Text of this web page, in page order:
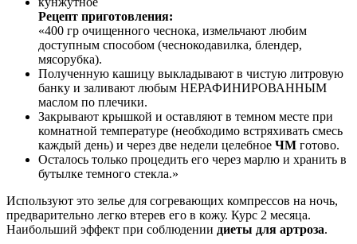
Рецепт приготовления:
«400 гр очищенного чеснока, измельчают любим
доступным способом (чеснокодавилка, блендер,
мясорубка).
Полученную кашицу выкладывают в чистую литровую
банку и заливают любым НЕРАФИНИРОВАННЫМ
маслом по плечики.
Закрывают крышкой и оставляют в темном месте при
комнатной температуре (необходимо встряхивать смесь
каждый день) и через две недели целебное ЧМ готово.
Осталось только процедить его через марлю и хранить в
бутылке темного стекла.»
Используют это зелье для согревающих компрессов на ночь,
предварительно легко втерев его в кожу. Курс 2 месяца.
Наибольший эффект при соблюдении диеты для артроза.